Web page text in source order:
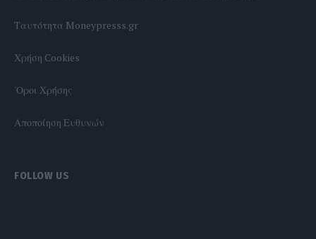
Tαυτότητα Moneypresss.gr
Χρήση Cookies
'Οροι Χρήσης
Αποποίηση Ευθυνών
FOLLOW US